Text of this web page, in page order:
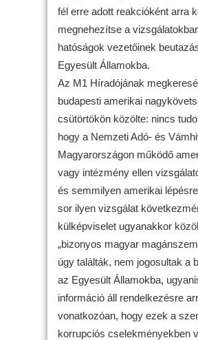
fél erre adott reakcióként arra
megnehezítse a
hatóságok vezetőinek
Egyesült Államokba.
Az M1 Híradójának
budapesti amerikai
csütörtökön közölte: nincs
hogy a Nemzeti Adó- és
Magyarországon működő
vagy intézmény ellen
és semmilyen amerikai
sor ilyen vizsgálat
külképviselet ugyanakkor
„bizonyos magyar
úgy találták, nem jogosultak a
az Egyesült Államokba,
információ áll rendelkezésre
vonatkozóan, hogy ezek a
korrupciós cselekményekben